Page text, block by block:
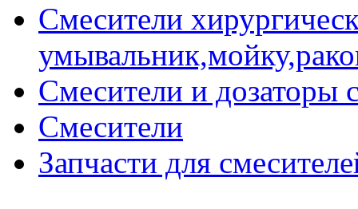
Смесители
Смесители и дозаторы
Смесители
Запчасти для